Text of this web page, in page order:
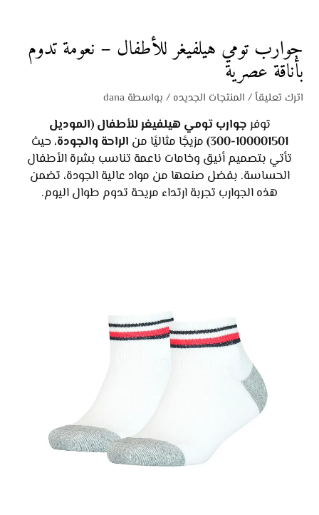
جوارب تومي هيلفيغر للأطفال – نعومة تدوم
بأناقة عصرية
اترك تعليقاً/ المنتجات الجديده / بواسطة dana
توفر جوارب تومي هيلفيغر للأطفال (الموديل
100001501-300)
مزيجًا مثاليًا من الراحة والجودة، حيث
تأتي بتصميم أنيق وخامات ناعمة تناسب بشرة الأطفال
الحساسة. بفضل صنعها من مواد عالية الجودة، تضمن
هذه الجوارب تجربة ارتداء مريحة تدوم طوال اليوم.